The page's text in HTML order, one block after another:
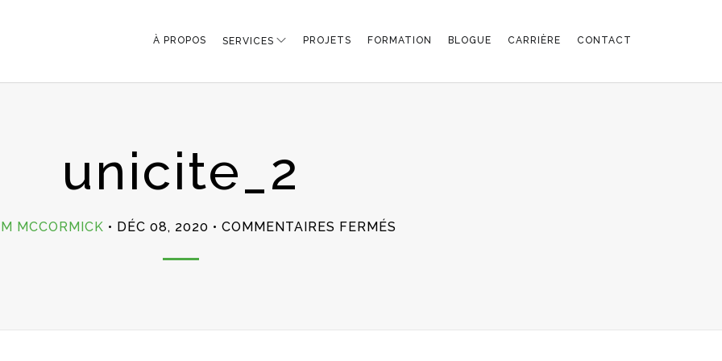
À PROPOS SERVICES PROJETS FORMATION BLOGUE CARRIÈRE CONTACT
unicite_2
MCCORMICK DÉC 08, 2020 COMMENTAIRES FERMÉS